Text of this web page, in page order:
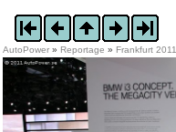
AutoPower » Reportage » Frankfurt 2011